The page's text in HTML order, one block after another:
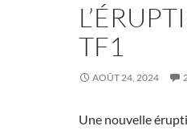
TF1
AOÛT 24, 2024
Une nouvelle